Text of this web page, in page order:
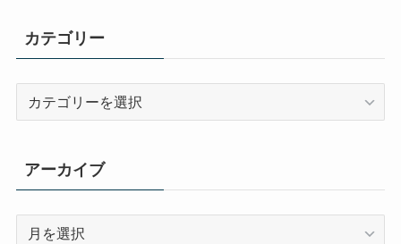
カテゴリー
リ
ー
アーカイブ